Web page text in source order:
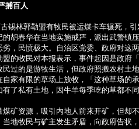
捕百人
古锡林郭勒盟有牧民被运煤卡车辗死，引
的胡春华在当地实施戒严，派出武警镇
劣，民愤极大。自治区党委、政府对这
盟的牧民对本报表示，事件起因是政府
民过的是游牧生活，但政府照搬农村土
自家有限的草场上放牧，「这种草场的
了私有土地，因牛羊每季吃的草都不
煤矿资源，吸引内地人前来开矿，但却
地牧民与矿主发生矛盾，向政府告状